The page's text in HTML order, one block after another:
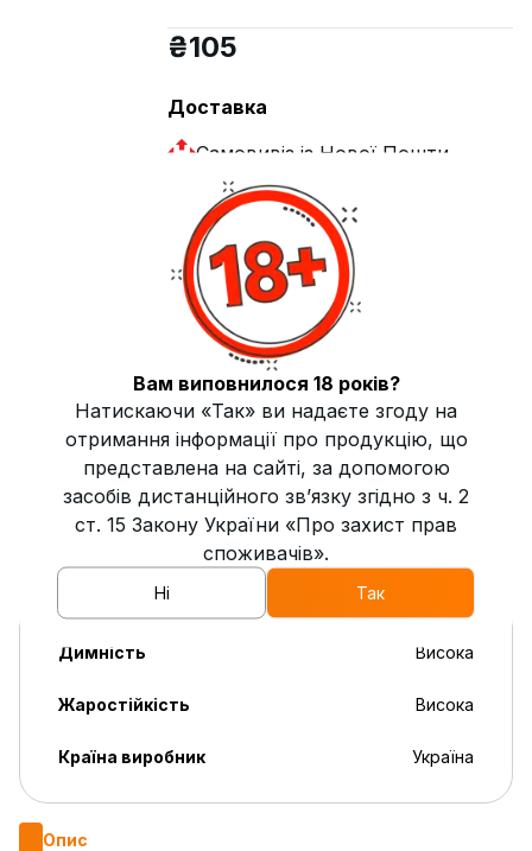
₴105
Доставка
Самовивіз із Нової Пошти
Кур'єр Нова пошта
Купити
Деталі товару
Апельсин , Грейпфрут , Лайм , Лимон
Кислість
Пряність 0
Свіжість 0
Димність Висока
Жаростійкість Висока
Країна виробник Україна
Опис
Вам виповнилося 18 років?
Натискаючи «Так» ви надаєте згоду на
отримання інформації про продукцію, що
представлена на сайті, за допомогою
засобів дистанційного зв’язку згідно з ч. 2
ст. 15 Закону України «Про захист прав
споживачів».
Ні Так